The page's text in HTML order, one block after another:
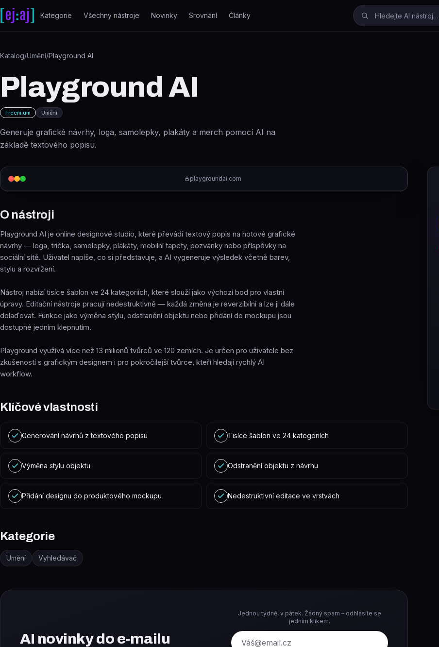
Přeskočit na obsah
Kategorie Všechny nástroje Novinky Srovnání Články
Katalog/Umění/Playground AI
Playground AI
Freemium Umění
Generuje grafické návrhy, loga, samolepky, plakáty a merch pomocí AI na
základě textového popisu.
playgroundai.com
O nástroji
Playground AI je online designové studio, které převádí textový popis na hotové grafické
návrhy — loga, trička, samolepky, plakáty, mobilní tapety, pozvánky nebo příspěvky na
sociální sítě. Uživatel napíše, co si představuje, a AI vygeneruje výsledek včetně barev,
stylu a rozvržení.
Nástroj nabízí tisíce šablon ve 24 kategoriích, které slouží jako výchozí bod pro vlastní
úpravy. Editační nástroje pracují nedestruktivně — každá změna je reverzibilní a lze ji dále
dolaďovat. Funkce jako výměna stylu, odstranění objektu nebo přidání do mockupu jsou
dostupné jedním klepnutím.
Playground využívá více než 13 milionů tvůrců ve 120 zemích. Je určen pro uživatele bez
zkušeností s grafickým designem i pro pokročilejší tvůrce, kteří hledají rychlý AI
workflow.
Klíčové vlastnosti
Generování návrhů z textového popisu Tisíce šablon ve 24 kategoriích
Výměna stylu objektu Odstranění objektu z návrhu
Přidání designu do produktového mockupu Nedestruktivní editace ve vrstvách
Kategorie
Umění Vyhledávač
AI novinky do e-mailu
Jednou týdně, v pátek. Žádný spam – odhlásíte se
jedním klikem.
E-mail